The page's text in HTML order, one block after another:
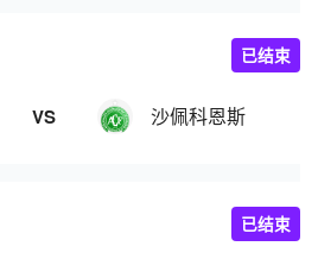
VS 沙佩科恩斯
已结束
已结束